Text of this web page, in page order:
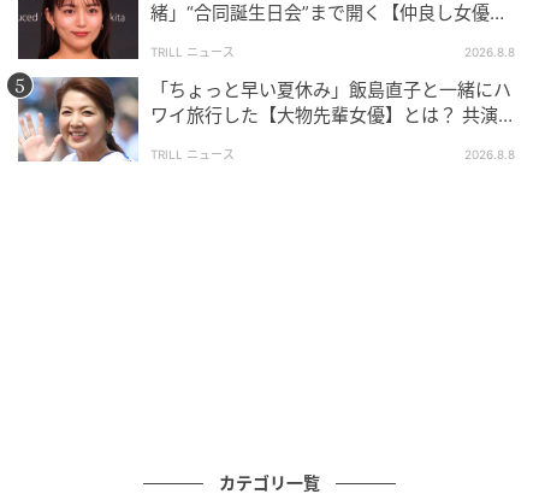
の記事をもっとみる
緒」“合同誕生日会”まで開く【仲良し女優】
TRILL ニュース 2026.8.8
「ちょっと早い夏休み」飯島直子と一緒にハ
ワイ旅行した【大物先輩女優】とは？ 共演で
TRILL ニュース 2026.8.8
カテゴリ一覧